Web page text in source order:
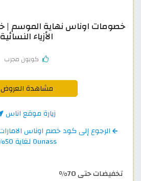
الأزياء النسائية
كوبون مجرب
مشاهدة العروض
زيارة موقع اناس
Ounass لغاية 50%
تخفيضات حتى 70%